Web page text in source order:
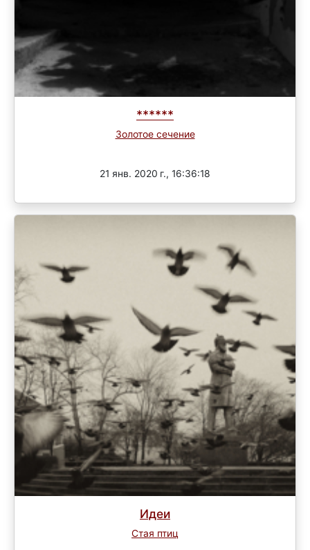
******
Золотое сечение
21 янв. 2020 г., 16:36:18
Идеи
Стая птиц